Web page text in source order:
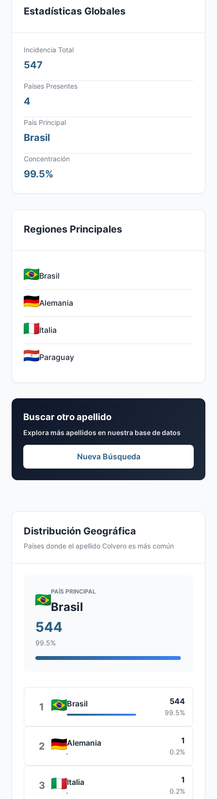
Distribución Geográfica
Países donde el apellido Colvero es más común
PAÍS PRINCIPAL
Brasil
544
99.5%
1 Brasil 544
99.5%
2 Alemania 1
0.2%
3 Italia 1
0.2%
Estadísticas Globales
Incidencia Total
547
Países Presentes
4
País Principal
Brasil
Concentración
99.5%
Regiones Principales
Brasil
Alemania
Italia
Paraguay
Buscar otro apellido
Explora más apellidos en nuestra base de datos
Nueva Búsqueda